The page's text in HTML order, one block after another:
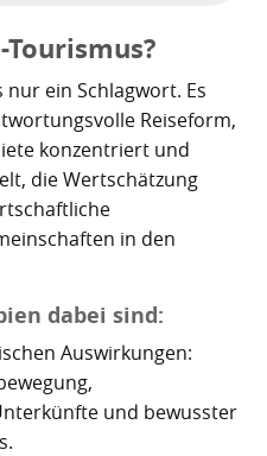
Acentejo
la Cruz
La Laguna
la Rambla
im 16. Jahrhundert
Clerc
Pargo
1706
Cruz 1797
1846
Exil
Teneriffa
und Quantenwunder
Teneriffas
die stille Logik Teneriffas
Erzählung
ein Schlagwort. Es
Reiseform,
konzentriert und
die Wertschätzung
in den
dabei sind:
Auswirkungen:
und bewusster